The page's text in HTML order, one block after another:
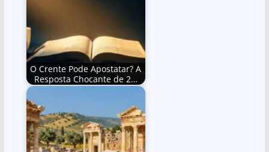
O Crente Pode Apostatar? A
Resposta Chocante de 2…